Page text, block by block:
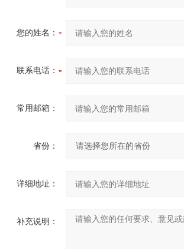
您的姓名：
联系电话：
常用邮箱：
省份：
详细地址：
补充说明：